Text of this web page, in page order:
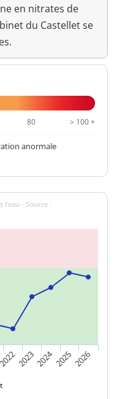
en nitrates de
du Castellet se
80 > 100 +
anormale
l'eau - Source :
20222023202420252026